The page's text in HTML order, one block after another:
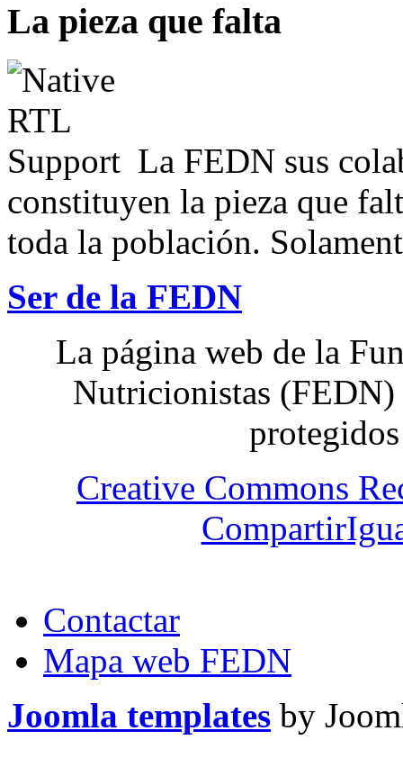
La pieza que falta
La FEDN sus
constituyen la pieza que
toda la población.
Ser de la FEDN
La página web de la
Nutricionistas (FEDN)
Creative Commons
Contactar
Mapa web FEDN
Joomla templates by